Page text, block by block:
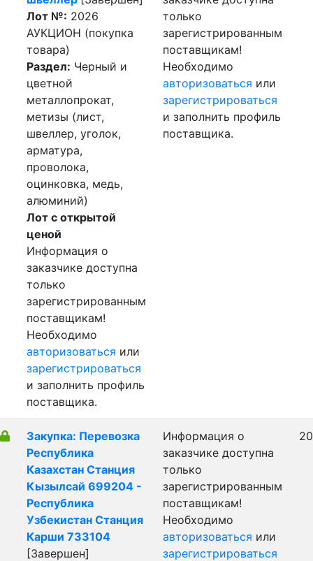
Лот №: 2026
АУКЦИОН (покупка
товара)
Раздел: Черный и
цветной
металлопрокат,
метизы (лист,
швеллер, уголок,
арматура,
проволока,
оцинковка, медь,
алюминий)
Лот с открытой
ценой
Информация о
заказчике доступна
только
зарегистрированным
поставщикам!
Необходимо
авторизоваться или
зарегистрироваться
и заполнить профиль
поставщика.
только
зарегистрированным
поставщикам!
Необходимо
авторизоваться или
зарегистрироваться
и заполнить профиль
поставщика.
Закупка: Перевозка
Республика
Казахстан Станция
Кызылсай 699204 -
Республика
Узбекистан Станция
Карши 733104
[Завершен]
Информация о
заказчике доступна
только
зарегистрированным
поставщикам!
Необходимо
авторизоваться или
зарегистрироваться